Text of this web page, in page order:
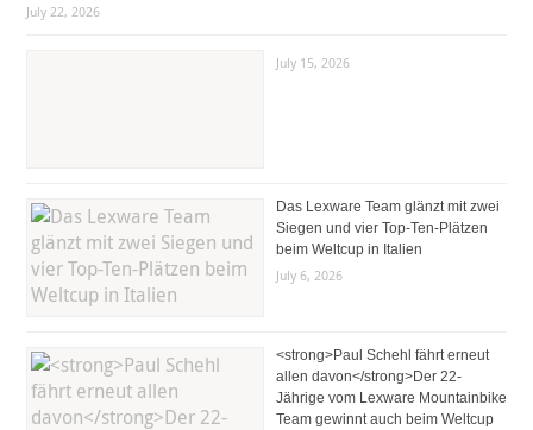
July 22, 2026
July 15, 2026
Das Lexware Team glänzt mit zwei
Siegen und vier Top-Ten-Plätzen
beim Weltcup in Italien
July 6, 2026
<strong>Paul Schehl fährt erneut
allen davon</strong>Der 22-
Jährige vom Lexware Mountainbike
Team gewinnt auch beim Weltcup